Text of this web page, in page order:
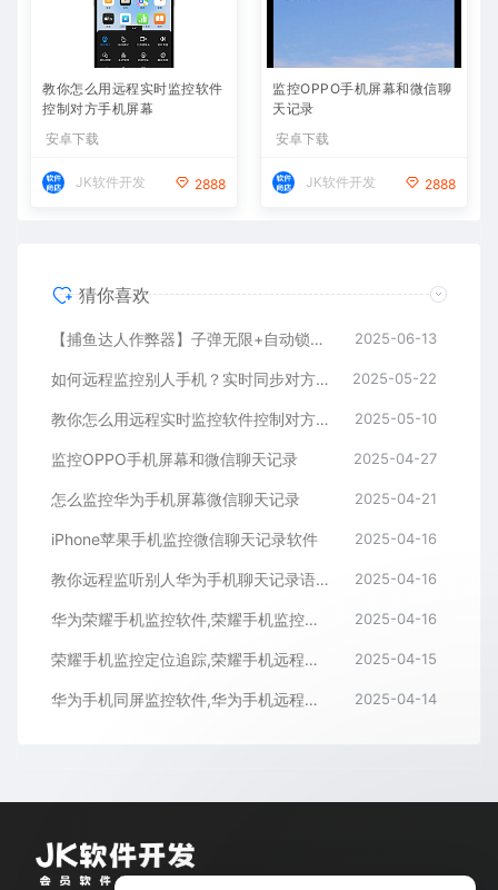
教你怎么用远程实时监控软件
控制对方手机屏幕
安卓下载
JK软件开发 2888
监控OPPO手机屏幕和微信聊
天记录
安卓下载
JK软件开发 2888
猜你喜欢
【捕鱼达人作弊器】子弹无限+自动锁定BOSS鱼，金币爆仓 2025-06-13
如何远程监控别人手机？实时同步对方手机方法推荐 2025-05-22
教你怎么用远程实时监控软件控制对方手机屏幕 2025-05-10
监控OPPO手机屏幕和微信聊天记录 2025-04-27
怎么监控华为手机屏幕微信聊天记录 2025-04-21
iPhone苹果手机监控微信聊天记录软件 2025-04-16
教你远程监听别人华为手机聊天记录语音通话内容 2025-04-16
华为荣耀手机监控软件,荣耀手机监控微信聊天记录APP 2025-04-16
荣耀手机监控定位追踪,荣耀手机远程监控同屏APP 2025-04-15
华为手机同屏监控软件,华为手机远程监控APP 2025-04-14